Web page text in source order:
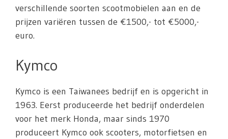
verschillende soorten scootmobielen aan en de
prijzen variëren tussen de €1500,- tot €5000,-
euro.
Kymco
Kymco is een Taiwanees bedrijf en is opgericht in
1963. Eerst produceerde het bedrijf onderdelen
voor het merk Honda, maar sinds 1970
produceert Kymco ook scooters, motorfietsen en